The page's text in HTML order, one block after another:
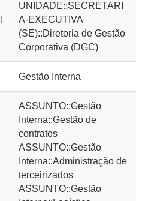
UNIDADE::SECRETARI
A-EXECUTIVA
(SE)::Diretoria de Gestão
Corporativa (DGC)
Gestão Interna
ASSUNTO::Gestão
Interna::Gestão de
contratos
ASSUNTO::Gestão
Interna::Administração de
terceirizados
ASSUNTO::Gestão